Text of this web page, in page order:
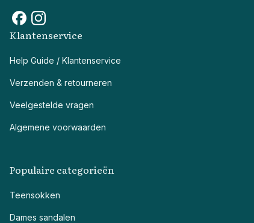
Klantenservice
Help Guide / Klantenservice
Verzenden & retourneren
Veelgestelde vragen
Algemene voorwaarden
Populaire categorieën
Teensokken
Dames sandalen